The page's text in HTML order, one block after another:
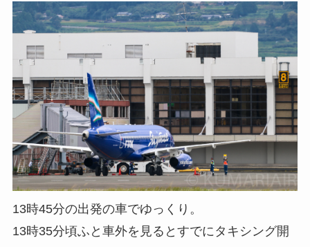
13時45分の出発の車でゆっくり。
13時35分頃ふと車外を見るとすでにタキシング開